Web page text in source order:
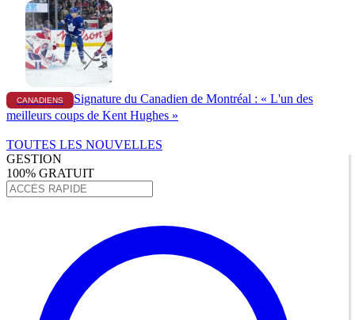
CANADIENS
Signature du Canadien de Montréal : « L'un des
meilleurs coups de Kent Hughes »
TOUTES LES NOUVELLES
GESTION
100% GRATUIT